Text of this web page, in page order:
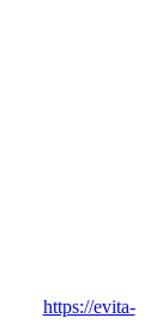
https://evita-